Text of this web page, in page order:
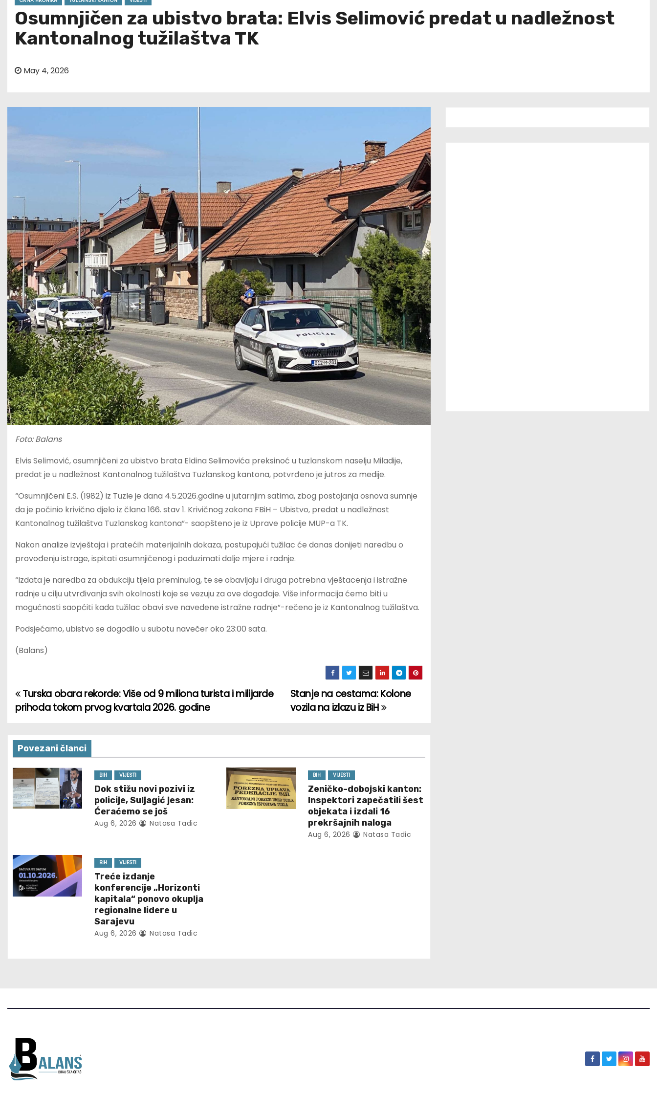
Osumnjičen za ubistvo brata: Elvis Selimović predat u nadležnost
Kantonalnog tužilaštva TK
May 4, 2026
Foto: Balans
Elvis Selimović, osumnjičeni za ubistvo brata Eldina Selimovića preksinoć u tuzlanskom naselju Miladije,
predat je u nadležnost Kantonalnog tužilaštva Tuzlanskog kantona, potvrđeno je jutros za medije.
“Osumnjičeni E.S. (1982) iz Tuzle je dana 4.5.2026.godine u jutarnjim satima, zbog postojanja osnova sumnje
da je počinio krivično djelo iz člana 166. stav 1. Krivičnog zakona FBiH – Ubistvo, predat u nadležnost
Kantonalnog tužilaštva Tuzlanskog kantona”- saopšteno je iz Uprave policije MUP-a TK.
Nakon analize izvještaja i pratećih materijalnih dokaza, postupajući tužilac će danas donijeti naredbu o
provođenju istrage, ispitati osumnjičenog i poduzimati dalje mjere i radnje.
“Izdata je naredba za obdukciju tijela preminulog, te se obavljaju i druga potrebna vještacenja i istražne
radnje u cilju utvrđivanja svih okolnosti koje se vezuju za ove događaje. Više informacija ćemo biti u
mogućnosti saopćiti kada tužilac obavi sve navedene istražne radnje”-rečeno je iz Kantonalnog tužilaštva.
Podsjećamo, ubistvo se dogodilo u subotu navečer oko 23:00 sata.
(Balans)
P
o
s
t
n
a
g
a
t
Stanje na cestama: Kolone
vozila na izlazu iz BiH
Turska obara rekorde: Više od 9 miliona turista i milijarde
prihoda tokom prvog kvartala 2026. godine
Povezani članci
BIH VIJESTI
Dok stižu novi pozivi iz
policije, Suljagić jesan:
Ćeraćemo se još
Aug 6, 2026 Natasa Tadic
BIH VIJESTI
Zeničko-dobojski kanton:
Inspektori zapečatili šest
objekata i izdali 16
prekršajnih naloga
Aug 6, 2026 Natasa Tadic
BIH VIJESTI
Treće izdanje
konferencije „Horizonti
kapitala“ ponovo okuplja
regionalne lidere u
Sarajevu
Aug 6, 2026 Natasa Tadic